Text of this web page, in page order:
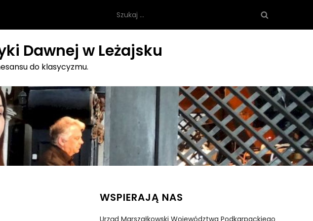
Dawnej w Leżajsku
do klasycyzmu.
WSPIERAJĄ NAS